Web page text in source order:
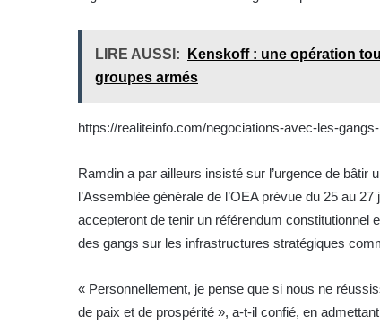
LIRE AUSSI:
Kenskoff : une opération
groupes armés
https://realiteinfo.com/negociations-avec-les-
Ramdin a par ailleurs insisté sur l’urgence de bâtir
l’Assemblée générale de l’OEA prévue du 25 au
accepteront de tenir un référendum constitutionnel
des gangs sur les infrastructures stratégiques
« Personnellement, je pense que si nous ne
de paix et de prospérité », a-t-il confié, en